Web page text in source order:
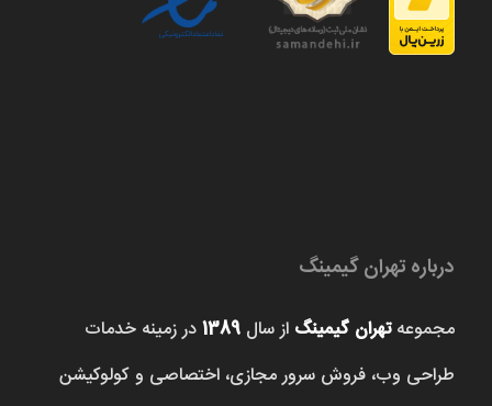
درباره تهران گیمینگ
مجموعهتهران گیمینگ از سال 1389در زمینه خدمات
طراحی وب، فروش‌ سرور مجازی، اختصاصی و کولوکیشن